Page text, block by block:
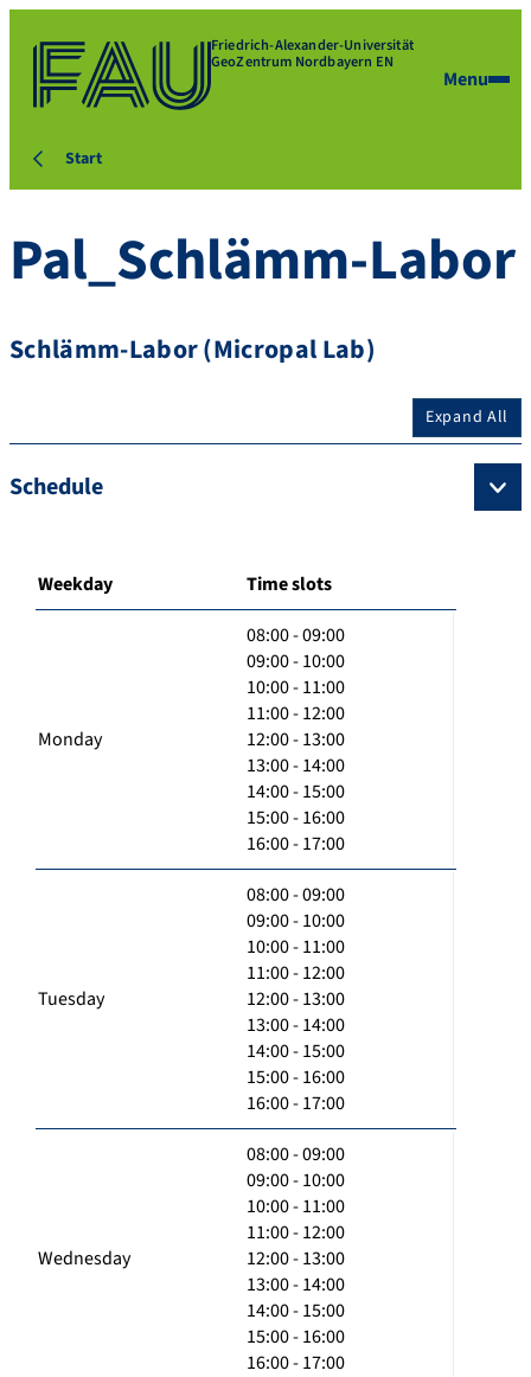
Friedrich-Alexander-Universität
GeoZentrum Nordbayern EN
Menu
Start
Pal_Schlämm-Labor
Schlämm-Labor (Micropal Lab)
Expand All
Schedule
Weekday Time slots
Monday
08:00 - 09:00
09:00 - 10:00
10:00 - 11:00
11:00 - 12:00
12:00 - 13:00
13:00 - 14:00
14:00 - 15:00
15:00 - 16:00
16:00 - 17:00
Tuesday
08:00 - 09:00
09:00 - 10:00
10:00 - 11:00
11:00 - 12:00
12:00 - 13:00
13:00 - 14:00
14:00 - 15:00
15:00 - 16:00
16:00 - 17:00
Wednesday
08:00 - 09:00
09:00 - 10:00
10:00 - 11:00
11:00 - 12:00
12:00 - 13:00
13:00 - 14:00
14:00 - 15:00
15:00 - 16:00
16:00 - 17:00